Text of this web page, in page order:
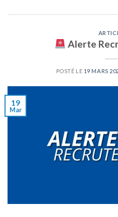
Alerte
POSTÉ LE 19 MARS
19
Mar